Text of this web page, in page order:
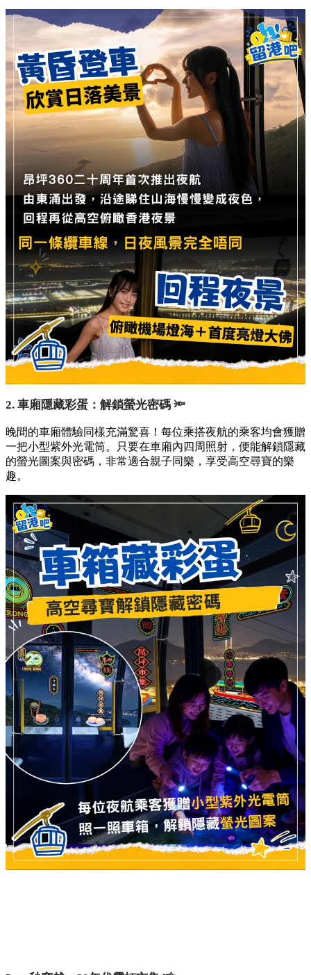
2. 車廂隱藏彩蛋：解鎖螢光密碼 🔦
晚間的車廂體驗同樣充滿驚喜！每位乘搭夜航的乘客均會獲贈
一把小型紫外光電筒。只要在車廂內四周照射，便能解鎖隱藏
的螢光圖案與密碼，非常適合親子同樂，享受高空尋寶的樂
趣。